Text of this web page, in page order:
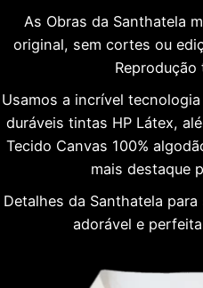
As Obras da Santhatela
original, sem cortes ou
Reprodução
Usamos a incrível
duráveis tintas HP Látex,
Tecido Canvas 100%
mais destaque
Detalhes da Santhatela
adorável e